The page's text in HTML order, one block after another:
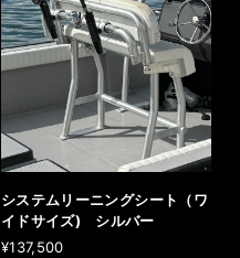
システムリーニングシート（ワ
イドサイズ) シルバー
¥137,500